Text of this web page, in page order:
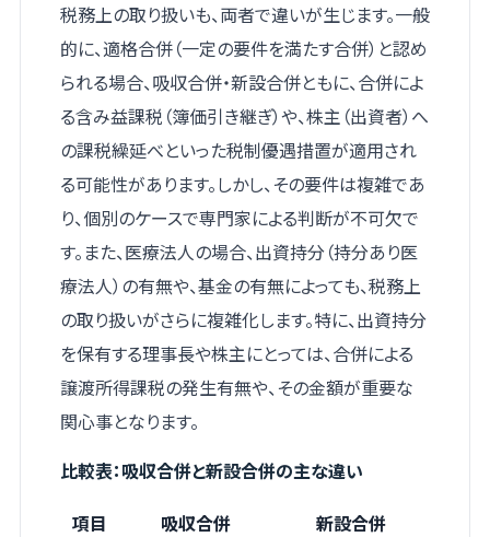
税務上の取り扱いも、両者で違いが生じます。一般
的に、適格合併（一定の要件を満たす合併）と認め
られる場合、吸収合併・新設合併ともに、合併によ
る含み益課税（簿価引き継ぎ）や、株主（出資者）へ
の課税繰延べといった税制優遇措置が適用され
る可能性があります。しかし、その要件は複雑であ
り、個別のケースで専門家による判断が不可欠で
す。また、医療法人の場合、出資持分（持分あり医
療法人）の有無や、基金の有無によっても、税務上
の取り扱いがさらに複雑化します。特に、出資持分
を保有する理事長や株主にとっては、合併による
譲渡所得課税の発生有無や、その金額が重要な
関心事となります。
比較表：吸収合併と新設合併の主な違い
項目
吸収合併 新設合併